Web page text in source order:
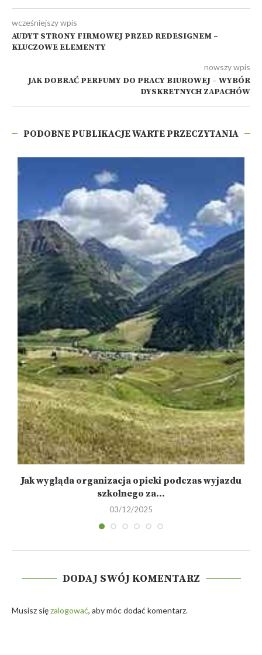
wcześniejszy wpis
AUDYT STRONY FIRMOWEJ PRZED REDESIGNEM –
KLUCZOWE ELEMENTY
nowszy wpis
JAK DOBRAĆ PERFUMY DO PRACY BIUROWEJ – WYBÓR
DYSKRETNYCH ZAPACHÓW
PODOBNE PUBLIKACJE WARTE PRZECZYTANIA
Jak wygląda organizacja opieki podczas wyjazdu
szkolnego za...
03/12/2025
DODAJ SWÓJ KOMENTARZ
Musisz sięzalogować, aby móc dodać komentarz.